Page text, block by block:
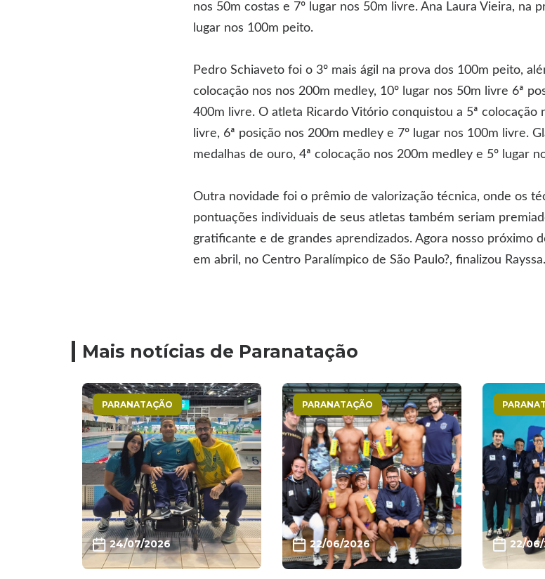
nos 50m costas e 7º lugar nos 50m livre. Ana Laura Vieira, na
lugar nos 100m peito.
Pedro Schiaveto foi o 3º mais ágil na prova dos 100m peito,
colocação nos nos 200m medley, 10º lugar nos 50m livre 6ª
400m livre. O atleta Ricardo Vitório conquistou a 5ª colocação
livre, 6ª posição nos 200m medley e 7º lugar nos 100m livre.
medalhas de ouro, 4ª colocação nos 200m medley e 5º lugar
Outra novidade foi o prêmio de valorização técnica, onde os
pontuações individuais de seus atletas também seriam
gratificante e de grandes aprendizados. Agora nosso próximo
em abril, no Centro Paralímpico de São Paulo?, finalizou Rayssa.
Mais notícias de Paranatação
PARANATAÇÃO
24/07/2026
PARANATAÇÃO
22/06/2026 22/